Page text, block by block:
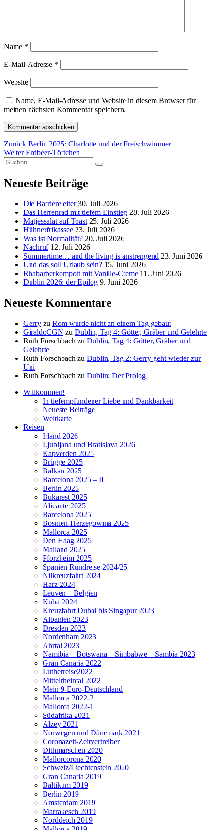
Name *
E-Mail-Adresse *
Website
Name, E-Mail-Adresse und Website in diesem Browser für
meinen nächsten Kommentar speichern.
Beitragsnavigation
Zurück Vorheriger
Beitrag:
Berlin 2025: Charlotte und der Freischwimmer
Weiter Nächster
Beitrag:
Erdbeer-Törtchen
Suchen
nach:
Suchen
Neueste Beiträge
Die Barriereleiter 30. Juli 2026
Das Herrenrad mit tiefem Einstieg 28. Juli 2026
Matjessalat auf Toast 25. Juli 2026
Hühnerfrikassee 23. Juli 2026
Was ist Normalität? 20. Juli 2026
Nachruf 12. Juli 2026
Summertime… and the living is anstrengend 23. Juni 2026
Und das soll Urlaub sein? 15. Juni 2026
Rhabarberkompott mit Vanille-Creme 11. Juni 2026
Dublin 2026: der Epilog 9. Juni 2026
Neueste Kommentare
Gerry zu Rom wurde nicht an einem Tag gebaut
GiraldoCGN zu Dublin, Tag 4: Götter, Gräber und Gelehrte
Ruth Forschbach zu Dublin, Tag 4: Götter, Gräber und
Gelehrte
Ruth Forschbach zu Dublin, Tag 2: Gerry geht wieder zur
Uni
Ruth Forschbach zu Dublin: Der Prolog
Willkommen!
In tiefempfundener Liebe und Dankbarkeit
Neueste Beiträge
Weltkarte
Reisen
Irland 2026
Ljubljana und Bratislava 2026
Kapverden 2025
Brügge 2025
Balkan 2025
Barcelona 2025 – II
Berlin 2025
Bukarest 2025
Alicante 2025
Barcelona 2025
Bosnien-Herzegowina 2025
Mallorca 2025
Den Haag 2025
Mailand 2025
Pforzheim 2025
Spanien Rundreise 2024/25
Nilkreuzfahrt 2024
Harz 2024
Leuven – Belgien
Kuba 2024
Kreuzfahrt Dubai bis Singapur 2023
Albanien 2023
Dresden 2023
Nordenham 2023
Ahrtal 2023
Namibia – Botswana – Simbabwe – Sambia 2023
Gran Canaria 2022
Lutherreise2022
Mittelrheintal 2022
Mein 9-Euro-Deutschland
Mallorca 2022-2
Mallorca 2022-1
Südafrika 2021
Alzey 2021
Norwegen und Dänemark 2021
Coronazeit-Zeitvertreiber
Dithmarschen 2020
Mallorcorona 2020
Schweiz/Liechtenstein 2020
Gran Canaria 2019
Baltikum 2019
Berlin 2019
Amsterdam 2019
Marrakesch 2019
Norddeich 2019